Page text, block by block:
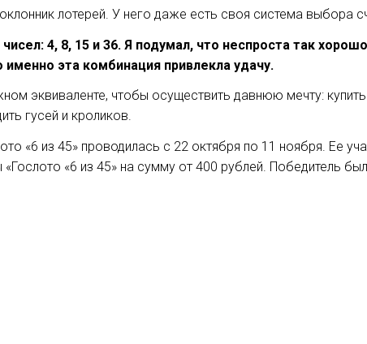
лотерей. У него даже есть своя система выбора
4, 8, 15 и 36. Я подумал, что неспроста так
эта комбинация привлекла удачу.
эквиваленте, чтобы осуществить давнюю мечту:
гусей и кроликов.
«6 из 45» проводилась с 22 октября по 11 ноября. Ее
«6 из 45» на сумму от 400 рублей. Победитель